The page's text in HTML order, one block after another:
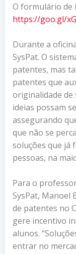
O formulário de
https://goo.gl/
Durante a
SysPat. O
patentes, mas
patentes que
originalidade de
ideias possam
assegurando
que não se
soluções que já
pessoas, na
Para o
SysPat, Manoel
de patentes no
gere incentivo
alunos.
entrar no